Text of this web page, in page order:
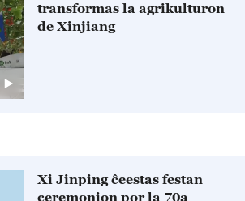
transformas la agrikulturon
de Xinjiang
Xi Jinping ĉeestas festan
ceremonion por la 70a